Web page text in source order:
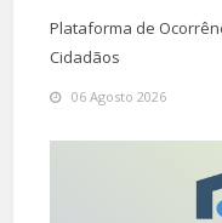
Plataforma de
Cidadãos
06 Agosto 2026